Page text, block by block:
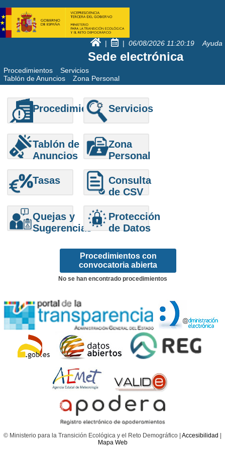
| | 06/08/2026 11:20:19 Ayuda
Sede electrónica
Procedimientos
Servicios
Tablón de Anuncios
Zona Personal
Procedimientos Servicios
Tablón de
Anuncios
Zona
Personal
Tasas
Consulta
de CSV
Quejas y
Sugerencias
Protección
de Datos
Procedimientos con
convocatoria abierta
No se han encontrado procedimientos
© Ministerio para la Transición Ecológica y el Reto Demográfico | Accesibilidad
Mapa Web